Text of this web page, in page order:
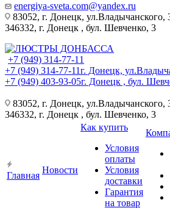
energiya-sveta.com@yandex.ru
83052, г. Донецк, ул.Владычанского,
346332, г. Донецк , бул. Шевченко, 3
+7 (949) 314-77-11
+7 (949) 314-77-11г. Донецк,
+7 (949) 403-93-05г. Донецк , бул.
83052, г. Донецк, ул.Владычанского,
346332, г. Донецк , бул. Шевченко, 3
Главная
Новости
Как купить
Условия
оплаты
Условия
доставки
Гарантия
на товар